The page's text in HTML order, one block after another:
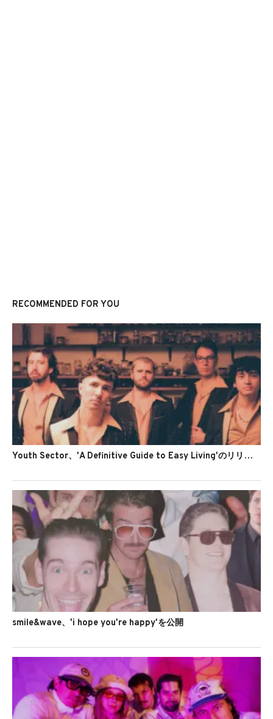
RECOMMENDED FOR YOU
Youth Sector、'A Definitive Guide to Easy Living'のリリックビデオを公開
smile&wave、'i hope you're happy'を公開